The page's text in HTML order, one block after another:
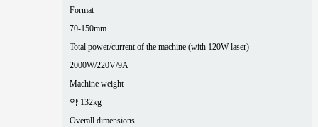
Format
70-150mm
Total power/current of the machine (with 120W laser)
2000W/220V/9A
Machine weight
약 132kg
Overall dimensions